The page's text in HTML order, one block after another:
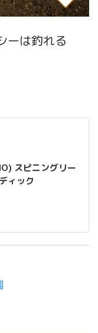
ーは釣れる
リー
ィック